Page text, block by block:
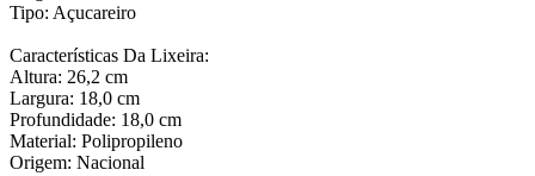
Tipo: Açucareiro
Características Da Lixeira:
Altura: 26,2 cm
Largura: 18,0 cm
Profundidade: 18,0 cm
Material: Polipropileno
Origem: Nacional